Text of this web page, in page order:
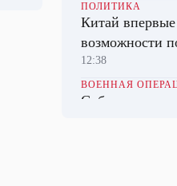
ПОЛИТИКА
Китай
возможности
12:38
ВОЕННАЯ
Собянин